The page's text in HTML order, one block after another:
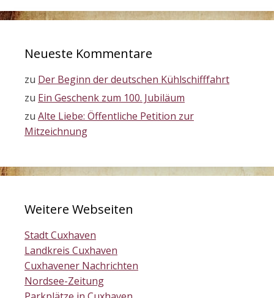
Neueste Kommentare
zu Der Beginn der deutschen Kühlschifffahrt
zu Ein Geschenk zum 100. Jubiläum
zu Alte Liebe: Öffentliche Petition zur
Mitzeichnung
Weitere Webseiten
Stadt Cuxhaven
Landkreis Cuxhaven
Cuxhavener Nachrichten
Nordsee-Zeitung